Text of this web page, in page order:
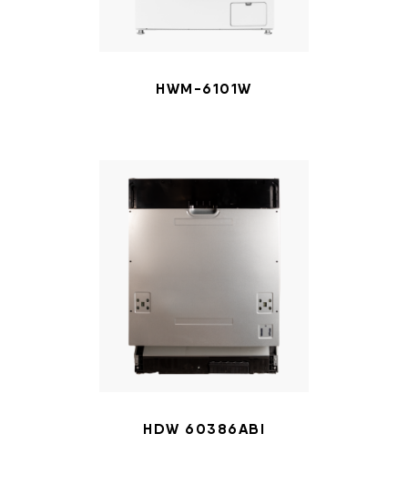
HWM-6101W
HDW 60386ABI